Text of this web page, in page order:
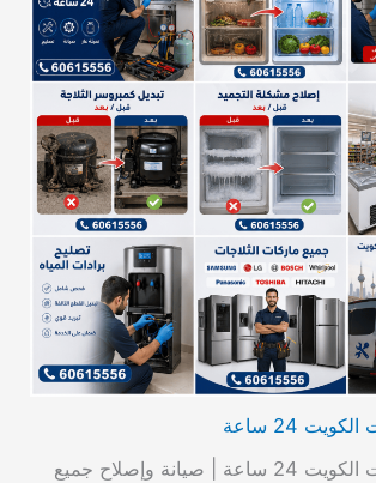
24 ساعة
فني تصليح ثلاجات الكويت 24 ساعة | صيانة وإصلاح جميع